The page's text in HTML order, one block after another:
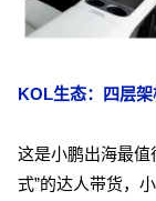
KOL生态：四层
这是小鹏出海最值
式”的达人带货，